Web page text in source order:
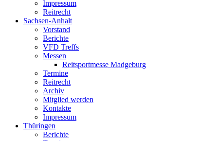
Impressum
Reitrecht
Sachsen-Anhalt
Vorstand
Berichte
VFD Treffs
Messen
Reitsportmesse Madgeburg
Termine
Reitrecht
Archiv
Mitglied werden
Kontakte
Impressum
Thüringen
Berichte